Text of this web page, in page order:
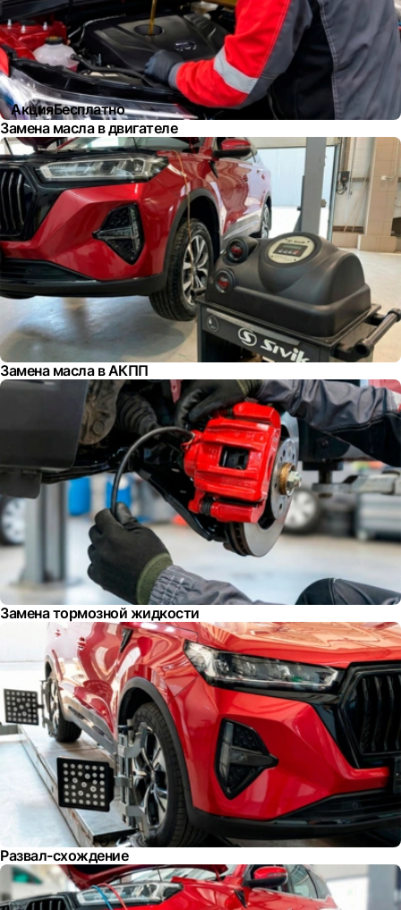
АкцияБесплатно
Замена масла в двигателе
Замена масла в АКПП
Замена тормозной жидкости
Развал-схождение